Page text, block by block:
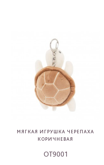
МЯГКАЯ ИГРУШКА ЧЕРЕПАХА
КОРИЧНЕВАЯ
OT9001